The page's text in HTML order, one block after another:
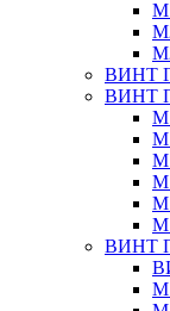
ВИНТ
ВИНТ
М
М
М
М
М
М
ВИНТ
М